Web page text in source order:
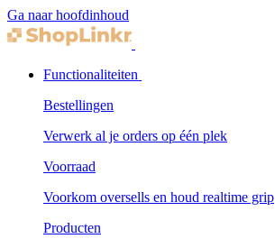
Ga naar hoofdinhoud
Functionaliteiten
Bestellingen
Verwerk al je orders op één plek
Voorraad
Voorkom oversells en houd realtime grip
Producten